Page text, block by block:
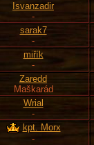
Isvanzadir
-
sarak7
-
miřík
-
Zaredd
Maškarád
Wrial
-
kpt. Morx
-